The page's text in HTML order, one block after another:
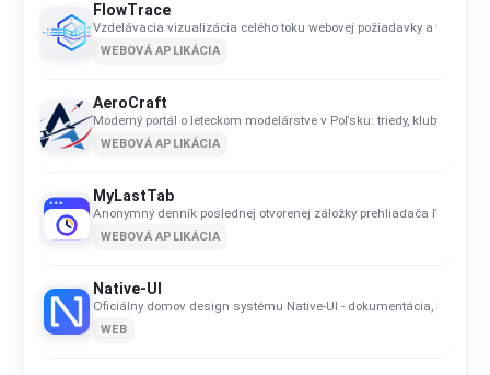
FlowTrace
Vzdelávacia vizualizácia celého toku webovej požiadavky a
WEBOVÁ APLIKÁCIA
AeroCraft
Moderný portál o leteckom modelárstve v Poľsku: triedy, kluby,
WEBOVÁ APLIKÁCIA
MyLastTab
Anonymný denník poslednej otvorenej záložky prehliadača ľudí.
WEBOVÁ APLIKÁCIA
Native-UI
Oficiálny domov design systému Native-UI - dokumentácia,
WEB